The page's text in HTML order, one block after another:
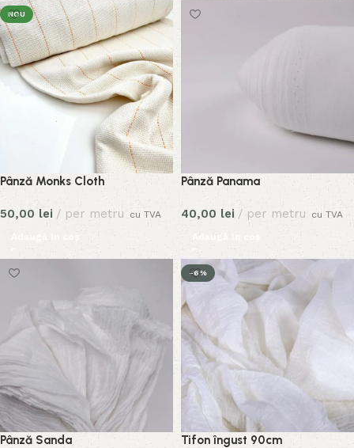
NOU
Pânză Monks Cloth
50,00 lei per metru
cu TVA
Pânză Panama
40,00 lei per metru
cu TVA
Adaugă în coș
Pânză Sanda
-6%
Tifon îngust 90cm